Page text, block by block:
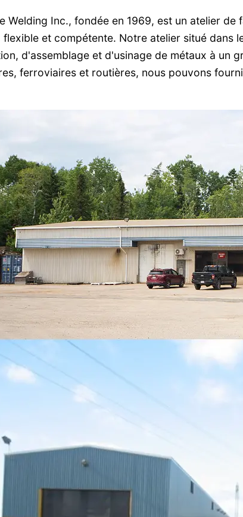
Welding Inc., fondée en 1969, est un atelier
flexible et compétente. Notre atelier situé dans
d'assemblage et d'usinage de métaux à un
ferroviaires et routières, nous pouvons